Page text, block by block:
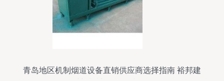
青岛地区机制烟道设备直销供应商选择指南 裕邦建